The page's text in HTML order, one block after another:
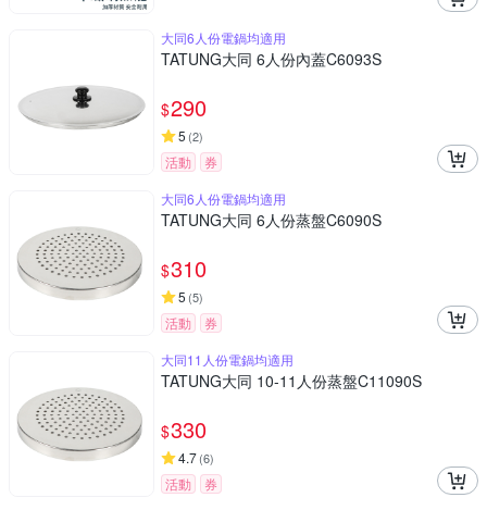
大同6人份電鍋均適用
TATUNG大同 6人份內蓋C6093S
$290
5 (2)
活動
券
大同6人份電鍋均適用
TATUNG大同 6人份蒸盤C6090S
$310
5 (5)
活動
券
大同11人份電鍋均適用
TATUNG大同 10-11人份蒸盤C11090S
$330
4.7(6)
活動
券